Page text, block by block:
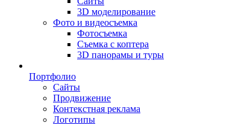
3D моделирование
Фото и видеосъемка
Фотосъемка
Съемка с коптера
3D панорамы и туры
Портфолио
Сайты
Продвижение
Контекстная реклама
Логотипы